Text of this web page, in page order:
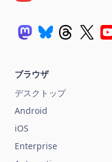
ブラウザ
デスクトップ
Android
iOS
Enterprise